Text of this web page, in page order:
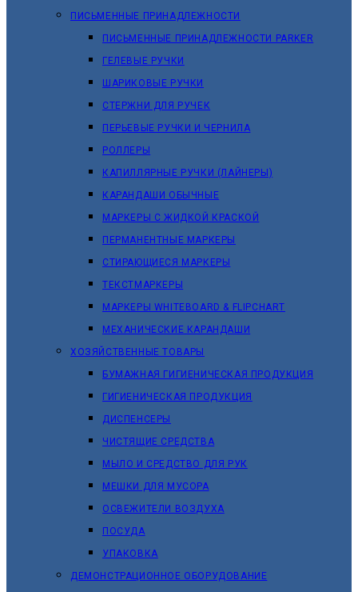
ПИСЬМЕННЫЕ ПРИНАДЛЕЖНОСТИ
ПИСЬМЕННЫЕ ПРИНАДЛЕЖНОСТИ PARKER
ГЕЛЕВЫЕ РУЧКИ
ШАРИКОВЫЕ РУЧКИ
СТЕРЖНИ ДЛЯ РУЧЕК
ПЕРЬЕВЫЕ РУЧКИ И ЧЕРНИЛА
РОЛЛЕРЫ
КАПИЛЛЯРНЫЕ РУЧКИ (ЛАЙНЕРЫ)
КАРАНДАШИ ОБЫЧНЫЕ
МАРКЕРЫ C ЖИДКОЙ КРАСКОЙ
ПЕРМАНЕНТНЫЕ МАРКЕРЫ
СТИРАЮЩИЕСЯ МАРКЕРЫ
ТЕКСТМАРКЕРЫ
МАРКЕРЫ WHITEBOARD & FLIPCHART
МЕХАНИЧЕСКИЕ КАРАНДАШИ
ХОЗЯЙСТВЕННЫЕ ТОВАРЫ
БУМАЖНАЯ ГИГИЕНИЧЕСКАЯ ПРОДУКЦИЯ
ГИГИЕНИЧЕСКАЯ ПРОДУКЦИЯ
ДИСПЕНСЕРЫ
ЧИСТЯЩИЕ СРЕДСТВА
МЫЛО И СРЕДСТВО ДЛЯ РУК
МЕШКИ ДЛЯ МУСОРА
ОСВЕЖИТЕЛИ ВОЗДУХА
ПОСУДА
УПАКОВКА
ДЕМОНСТРАЦИОННОЕ ОБОРУДОВАНИЕ